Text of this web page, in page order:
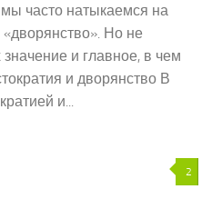
мы часто натыкаемся на
Но не
и главное, в чем
и дворянство В
и...
2